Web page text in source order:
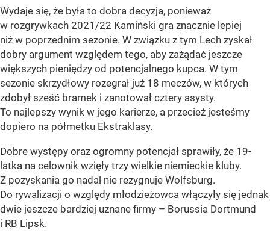
Wydaje się, że była to dobra decyzja, ponieważ
w rozgrywkach 2021/22 Kamiński gra znacznie lepiej
niż w poprzednim sezonie. W związku z tym Lech zyskał
dobry argument względem tego, aby zażądać jeszcze
większych pieniędzy od potencjalnego kupca. W tym
sezonie skrzydłowy rozegrał już 18 meczów, w których
zdobył sześć bramek i zanotował cztery asysty.
To najlepszy wynik w jego karierze, a przecież jesteśmy
dopiero na półmetku Ekstraklasy.
Dobre występy oraz ogromny potencjał sprawiły, że 19-
latka na celownik wzięły trzy wielkie niemieckie kluby.
Z pozyskania go nadal nie rezygnuje Wolfsburg.
Do rywalizacji o względy młodzieżowca włączyły się jednak
dwie jeszcze bardziej uznane firmy – Borussia Dortmund
i RB Lipsk.